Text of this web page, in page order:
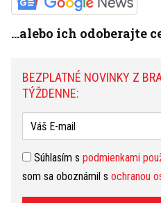
Dnešný Zajtrajší Týždenný
Nebuďte dnes
tak zbytočným
zmeny, ktoré ste
a preceňovanie
pozor ešte viac.čítať
...alebo ich odoberajte
BEZPLATNÉ NOVINKY Z
TÝŽDENNE:
Súhlasím s podmienkami
som sa oboznámil s ochranou